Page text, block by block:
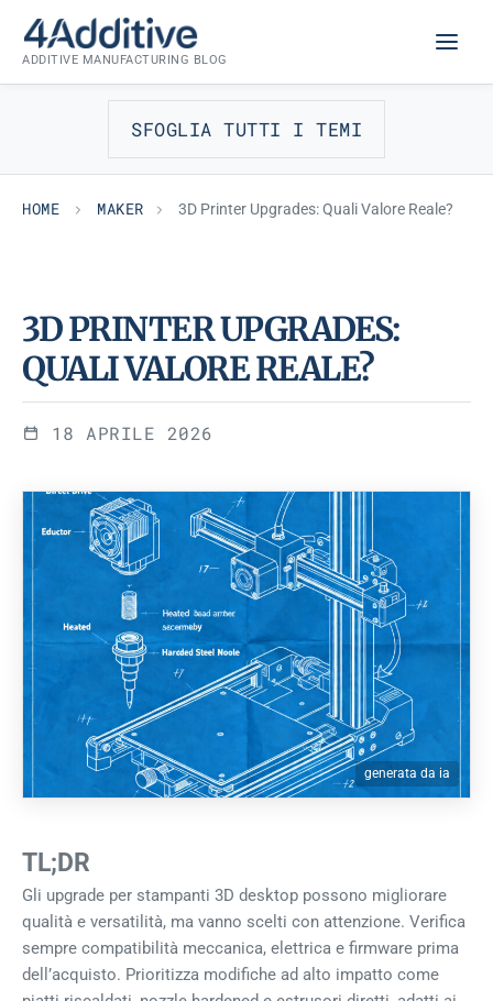
content
ADDITIVE MANUFACTURING BLOG
SFOGLIA TUTTI I TEMI
HOME MAKER 3D Printer Upgrades: Quali Valore Reale?
MAKER
3D PRINTER UPGRADES:
QUALI VALORE REALE?
18 APRILE 2026
generata da ia
TL;DR
Gli upgrade per stampanti 3D desktop possono migliorare
qualità e versatilità, ma vanno scelti con attenzione. Verifica
sempre compatibilità meccanica, elettrica e firmware prima
dell’acquisto. Prioritizza modifiche ad alto impatto come